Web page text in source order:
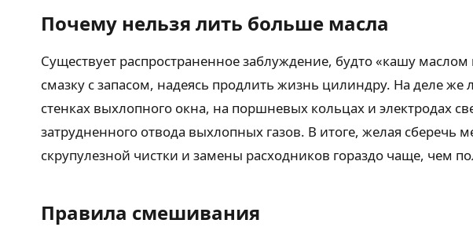
Почему нельзя лить больше масла
Существует распространенное заблуждение, будто «кашу
смазку с запасом, надеясь продлить жизнь цилиндру. На деле
стенках выхлопного окна, на поршневых кольцах и электродах
затрудненного отвода выхлопных газов. В итоге, желая
скрупулезной чистки и замены расходников гораздо чаще, чем
Правила смешивания